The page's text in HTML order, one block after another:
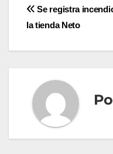
Se registra
la tienda Neto